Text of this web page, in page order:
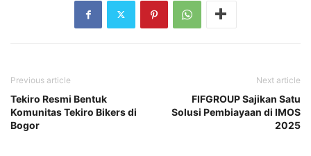
Previous article
Tekiro Resmi Bentuk
Komunitas Tekiro Bikers di
Bogor
Next article
FIFGROUP Sajikan Satu
Solusi Pembiayaan di IMOS
2025